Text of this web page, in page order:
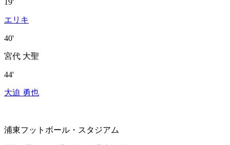
エリキ
40'
宮代 大聖
44'
大迫 勇也
浦東フットボール・スタジアム